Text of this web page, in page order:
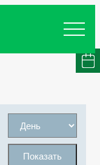
Показать